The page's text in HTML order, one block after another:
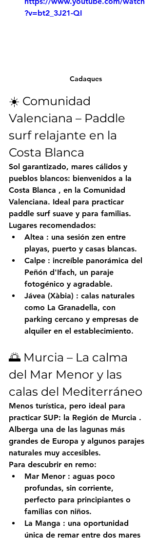
?v=bt2_3J21-QI
Cadaques
☀️ Comunidad
Valenciana – Paddle
surf relajante en la
Costa Blanca
Sol garantizado, mares cálidos y
pueblos blancos: bienvenidos a la
Costa Blanca , en la Comunidad
Valenciana. Ideal para practicar
paddle surf suave y para familias.
Lugares recomendados:
Altea : una sesión zen entre
playas, puerto y casas blancas.
Calpe : increíble panorámica del
Peñón d'Ifach, un paraje
fotogénico y agradable.
Jávea (Xàbia) : calas naturales
como La Granadella, con
parking cercano y empresas de
alquiler en el establecimiento.
🌅 Murcia – La calma
del Mar Menor y las
calas del Mediterráneo
Menos turística, pero ideal para
practicar SUP: la Región de Murcia .
Alberga una de las lagunas más
grandes de Europa y algunos parajes
naturales muy accesibles.
Para descubrir en remo:
Mar Menor : aguas poco
profundas, sin corriente,
perfecto para principiantes o
familias con niños.
La Manga : una oportunidad
única de remar entre dos mares